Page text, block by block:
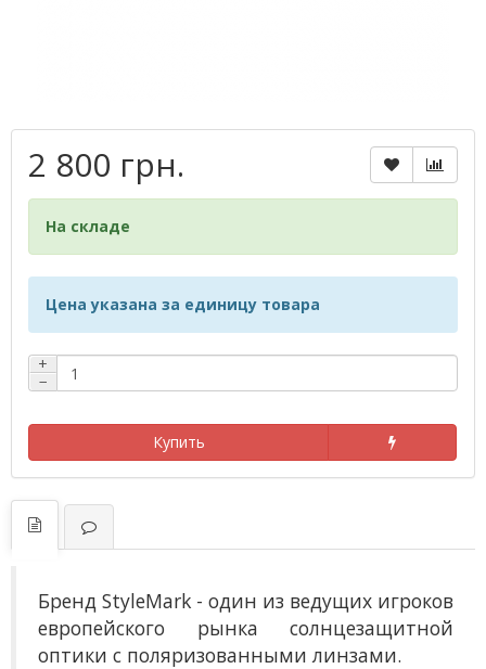
2 800 грн.
На складе
Цена указана за единицу товара
+
−
Купить
Бренд StyleMark - один из ведущих игроков
европейского рынка солнцезащитной
оптики с поляризованными линзами.